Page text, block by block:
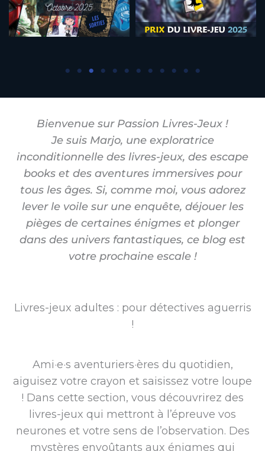
Bienvenue sur Passion Livres-Jeux !
Je suis Marjo, une exploratrice
inconditionnelle des livres-jeux, des escape
books et des aventures immersives pour
tous les âges. Si, comme moi, vous adorez
lever le voile sur une enquête, déjouer les
pièges de certaines énigmes et plonger
dans des univers fantastiques, ce blog est
votre prochaine escale !
Livres-jeux adultes : pour détectives aguerris
!
Ami·e·s aventuriers·ères du quotidien,
aiguisez votre crayon et saisissez votre loupe
! Dans cette section, vous découvrirez des
livres-jeux qui mettront à l’épreuve vos
neurones et votre sens de l’observation. Des
mystères envoûtants aux énigmes qui